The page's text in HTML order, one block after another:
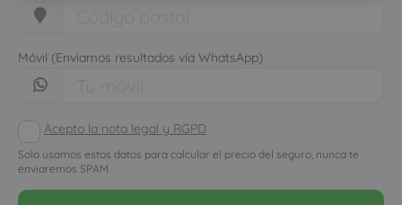
Móvil (Enviamos resultados vía WhatsApp)
Acepto la nota legal y RGPD
Solo usamos estos datos para calcular el precio del seguro, nunca te
enviaremos SPAM